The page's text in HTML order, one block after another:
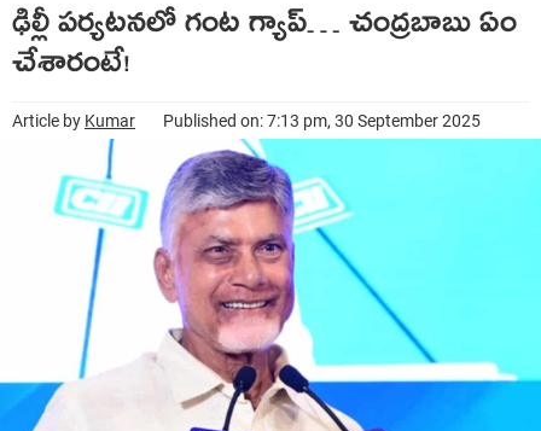
ఢిల్లీ ప‌ర్య‌ట‌న‌లో గంట గ్యాప్‌… చంద్ర‌బాబు ఏం
చేశారంటే!
Article by Kumar Published on: 7:13 pm, 30 September 2025